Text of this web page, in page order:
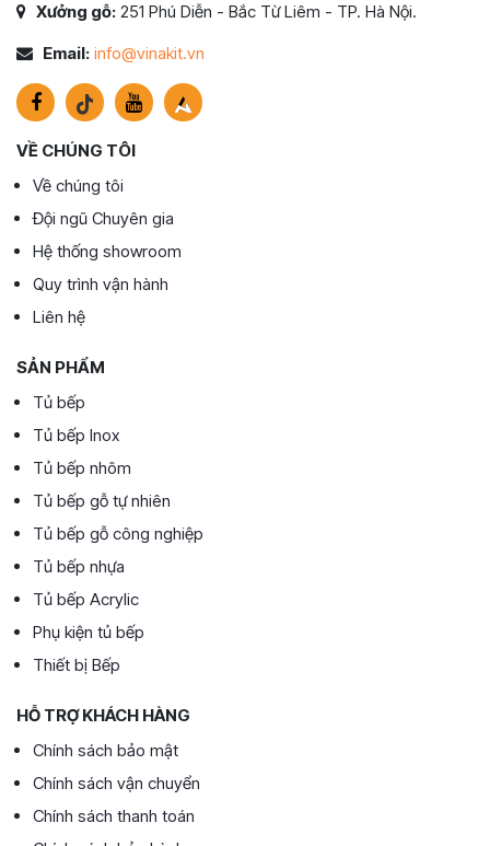
Xưởng gỗ: 251 Phú Diễn - Bắc Từ Liêm - TP. Hà Nội.
Email: info@vinakit.vn
VỀ CHÚNG TÔI
Về chúng tôi
Đội ngũ Chuyên gia
Hệ thống showroom
Quy trình vận hành
Liên hệ
SẢN PHẨM
Tủ bếp
Tủ bếp Inox
Tủ bếp nhôm
Tủ bếp gỗ tự nhiên
Tủ bếp gỗ công nghiệp
Tủ bếp nhựa
Tủ bếp Acrylic
Phụ kiện tủ bếp
Thiết bị Bếp
HỖ TRỢ KHÁCH HÀNG
Chính sách bảo mật
Chính sách vận chuyển
Chính sách thanh toán